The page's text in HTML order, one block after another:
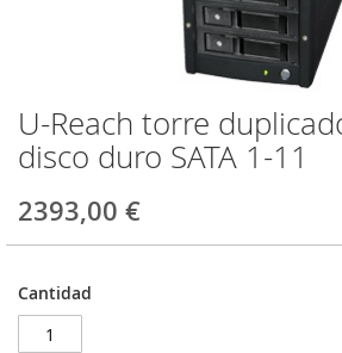
U-Reach torre
disco duro SATA 1-11
2393,00 €
Cantidad
Saltar
al
comienzo
la
imágenes